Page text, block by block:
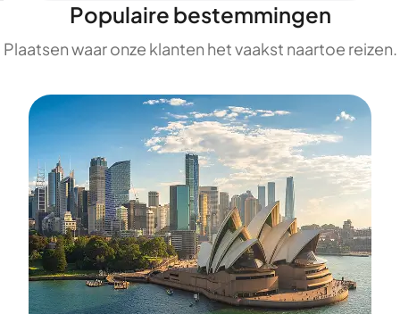
Populaire bestemmingen
Plaatsen waar onze klanten het vaakst naartoe reizen.